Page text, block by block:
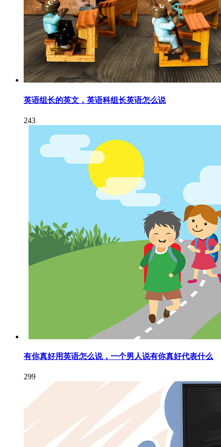
英语组长的英文，英语科组长英语怎么说
243
有你真好用英语怎么说，一个男人说有你真好代表什么
299